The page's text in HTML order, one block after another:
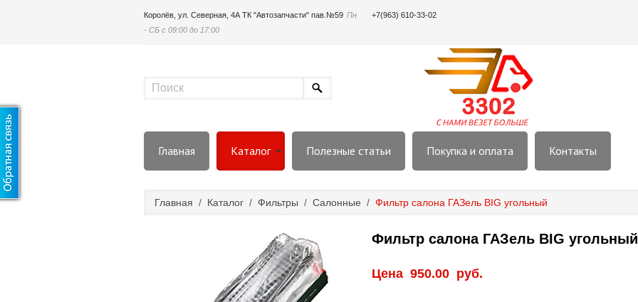
Королёв, ул. Северная, 4А ТК "Автозапчасти" пав.№59 Пн
- СБ с 09:00 до 17:00
+7(963) 610-33-02
Главная Каталог Полезные статьи Покупка и оплата Контакты
Главная / Каталог / Фильтры / Салонные / Фильтр салона ГАЗель BIG угольный
Фильтр салона ГАЗель BIG угольный
Цена 950.00 руб.